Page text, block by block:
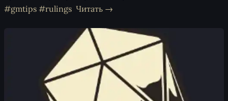
#gmtips #rulings Читать →